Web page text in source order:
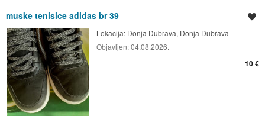
muske tenisice adidas br 39
Lokacija: Donja Dubrava, Donja Dubrava
Objavljen:04.08.2026.
10 €